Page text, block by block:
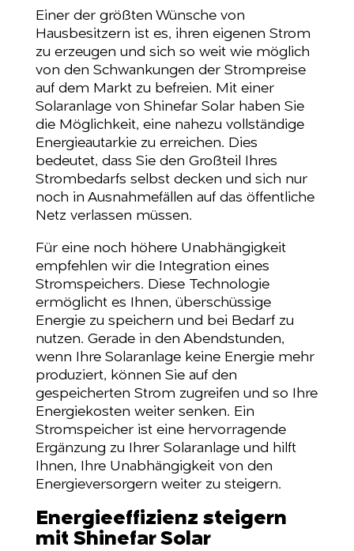
Einer der größten Wünsche von
Hausbesitzern ist es, ihren eigenen Strom
zu erzeugen und sich so weit wie möglich
von den Schwankungen der Strompreise
auf dem Markt zu befreien. Mit einer
Solaranlage von Shinefar Solar haben Sie
die Möglichkeit, eine nahezu vollständige
Energieautarkie zu erreichen. Dies
bedeutet, dass Sie den Großteil Ihres
Strombedarfs selbst decken und sich nur
noch in Ausnahmefällen auf das öffentliche
Netz verlassen müssen.
Für eine noch höhere Unabhängigkeit
empfehlen wir die Integration eines
Stromspeichers. Diese Technologie
ermöglicht es Ihnen, überschüssige
Energie zu speichern und bei Bedarf zu
nutzen. Gerade in den Abendstunden,
wenn Ihre Solaranlage keine Energie mehr
produziert, können Sie auf den
gespeicherten Strom zugreifen und so Ihre
Energiekosten weiter senken. Ein
Stromspeicher ist eine hervorragende
Ergänzung zu Ihrer Solaranlage und hilft
Ihnen, Ihre Unabhängigkeit von den
Energieversorgern weiter zu steigern.
Energieeffizienz steigern
mit Shinefar Solar